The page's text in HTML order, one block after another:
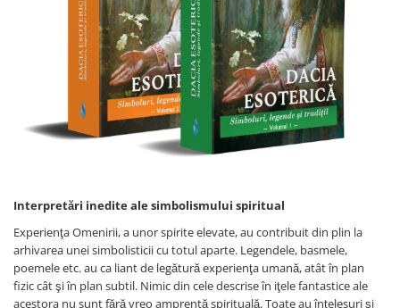
Seria Montauk
Seria Chico Xavier
Umor
Ficțiune
Interpretări inedite ale simbolismului spiritual
Experienţa Omenirii, a unor spirite elevate, au contribuit din plin la
arhivarea unei simbolisticii cu totul aparte. Legendele, basmele,
poemele etc. au ca liant de legătură experienţa umană, atât în plan
fizic cât şi în plan subtil. Nimic din cele descrise în iţele fantastice ale
acestora nu sunt fără vreo amprentă spirituală. Toate au înţelesuri şi